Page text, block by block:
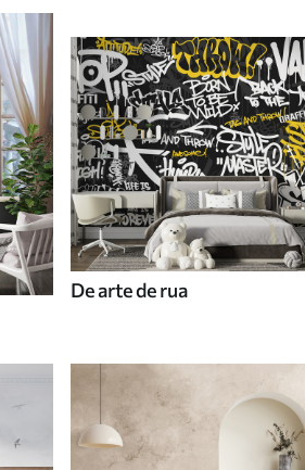
De arte de rua